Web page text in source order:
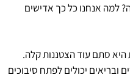
למה אנחנו כל כך אדישים
סתם עוד הצטננות קלה.
ובריאים יכולים לפתח סיבוכים